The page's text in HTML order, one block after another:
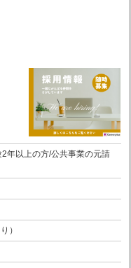
年以上の方/公共事業の元請
）